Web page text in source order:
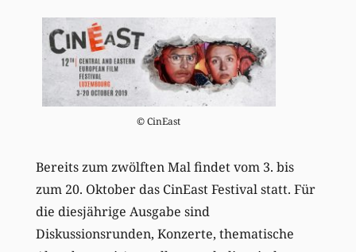
© CinEast
Bereits zum zwölften Mal findet vom 3. bis
zum 20. Oktober das CinEast Festival statt. Für
die diesjährige Ausgabe sind
Diskussionsrunden, Konzerte, thematische